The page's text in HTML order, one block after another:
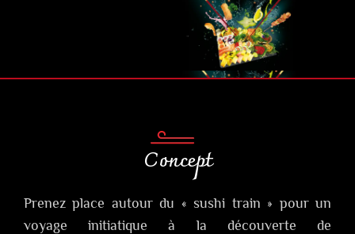
Concept
Prenez place autour du « sushi train » pour un
voyage initiatique à la découverte de